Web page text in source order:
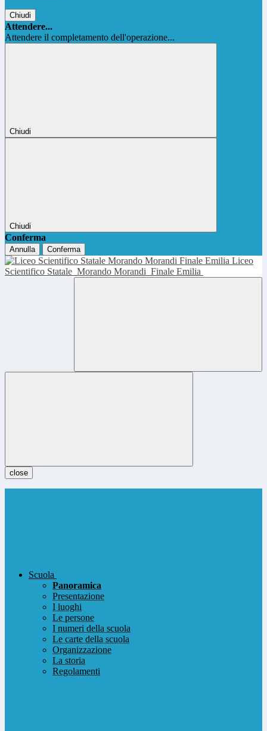
Chiudi
Attendere...
Attendere il completamento dell'operazione...
Chiudi
Chiudi
Conferma
Annulla Conferma
Liceo
Scientifico Statale Morando Morandi Finale Emilia
close
Scuola
Panoramica
Presentazione
I luoghi
Le persone
I numeri della scuola
Le carte della scuola
Organizzazione
La storia
Regolamenti